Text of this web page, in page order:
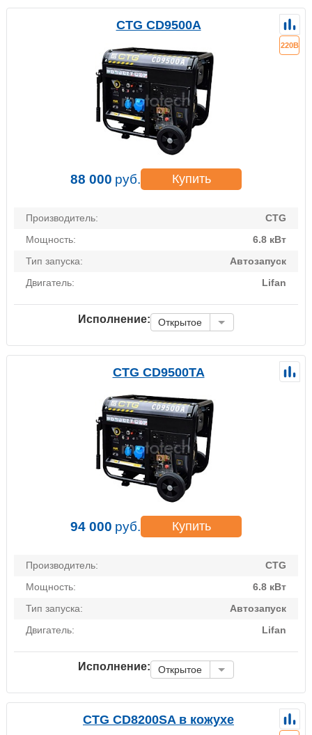
CTG CD9500A
220В
88 000 руб. Купить
Производитель:
CTG
Мощность:
6.8 кВт
Тип запуска:
Автозапуск
Двигатель:
Lifan
Исполнение: Открытое
CTG CD9500TA
94 000 руб. Купить
Производитель:
CTG
Мощность:
6.8 кВт
Тип запуска:
Автозапуск
Двигатель:
Lifan
Исполнение: Открытое
CTG CD8200SA в кожухе